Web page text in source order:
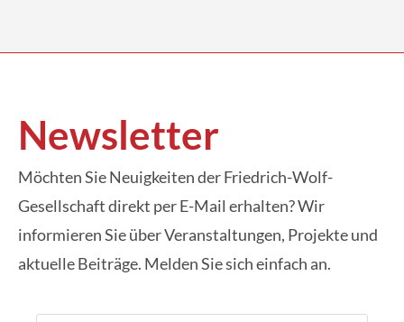
Newsletter
Möchten Sie Neuigkeiten der Friedrich-Wolf-
Gesellschaft direkt per E-Mail erhalten? Wir
informieren Sie über Veranstaltungen, Projekte und
aktuelle Beiträge. Melden Sie sich einfach an.